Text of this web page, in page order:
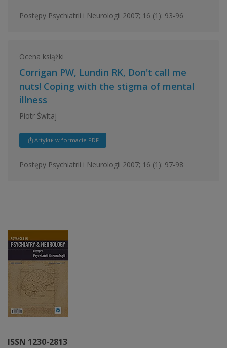
ISSN 1230-2813
Postępy Psychiatrii i Neurologii 2007; 16 (1): 93-96
Ocena książki
Corrigan PW, Lundin RK, Don't call me
nuts! Coping with the stigma of mental
illness
Piotr Świtaj
Artykuł w formacie PDF
Postępy Psychiatrii i Neurologii 2007; 16 (1): 97-98